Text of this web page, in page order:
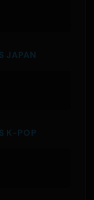
JAPAN
K-POP